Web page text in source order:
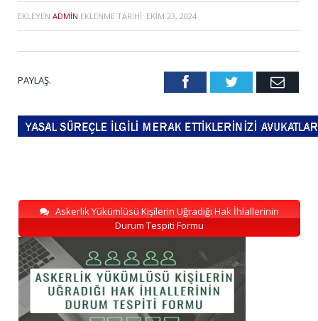
EKLEYEN ADMIN EKLENME TARIHI: EKIM 23, 2024
PAYLAŞ. FacebookTwitter Email
Askerlik Yükümlüsü Kişilerin Uğradığı Hak İhlallerinin
Durum Tespiti Formu